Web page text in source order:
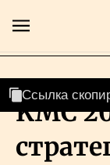
Главная
Бизнес
KMC
Ссылка
Ссылка